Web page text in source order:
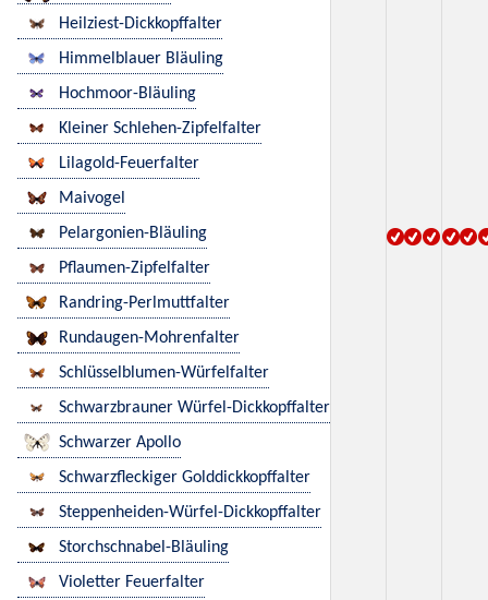
Heilziest-Dickkopffalter
Himmelblauer Bläuling
Hochmoor-Bläuling
Kleiner Schlehen-Zipfelfalter
Lilagold-Feuerfalter
Maivogel
Pelargonien-Bläuling
Pflaumen-Zipfelfalter
Randring-Perlmuttfalter
Rundaugen-Mohrenfalter
Schlüsselblumen-Würfelfalter
Schwarzbrauner Würfel-Dickkopffalter
Schwarzer Apollo
Schwarzfleckiger Golddickkopffalter
Steppenheiden-Würfel-Dickkopffalter
Storchschnabel-Bläuling
Violetter Feuerfalter